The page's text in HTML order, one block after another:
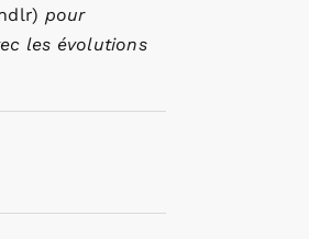
pour
les évolutions